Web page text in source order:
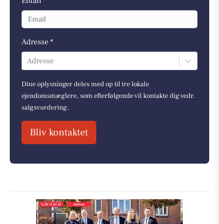
Adresse *
Adresse
Dine oplysninger deles med op til tre lokale
ejendomsmæglere, som efterfølgende vil kontakte dig vedr.
salgsvurdering.
Bliv kontaktet